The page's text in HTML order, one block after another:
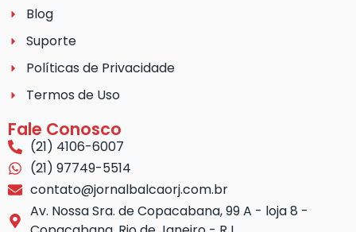
Blog
Suporte
Políticas de Privacidade
Termos de Uso
Fale Conosco
(21) 4106-6007
(21) 97749-5514
contato@jornalbalcaorj.com.br
Av. Nossa Sra. de Copacabana, 99 A - loja 8 -